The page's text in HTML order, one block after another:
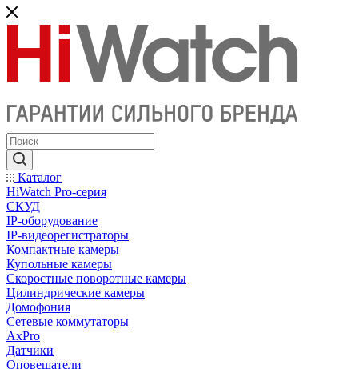
Каталог
HiWatch Pro-серия
CКУД
IP-оборудование
IP-видеорегистраторы
Компактные камеры
Купольные камеры
Скоростные поворотные камеры
Цилиндрические камеры
Домофония
Сетевые коммутаторы
AxPro
Датчики
Оповещатели